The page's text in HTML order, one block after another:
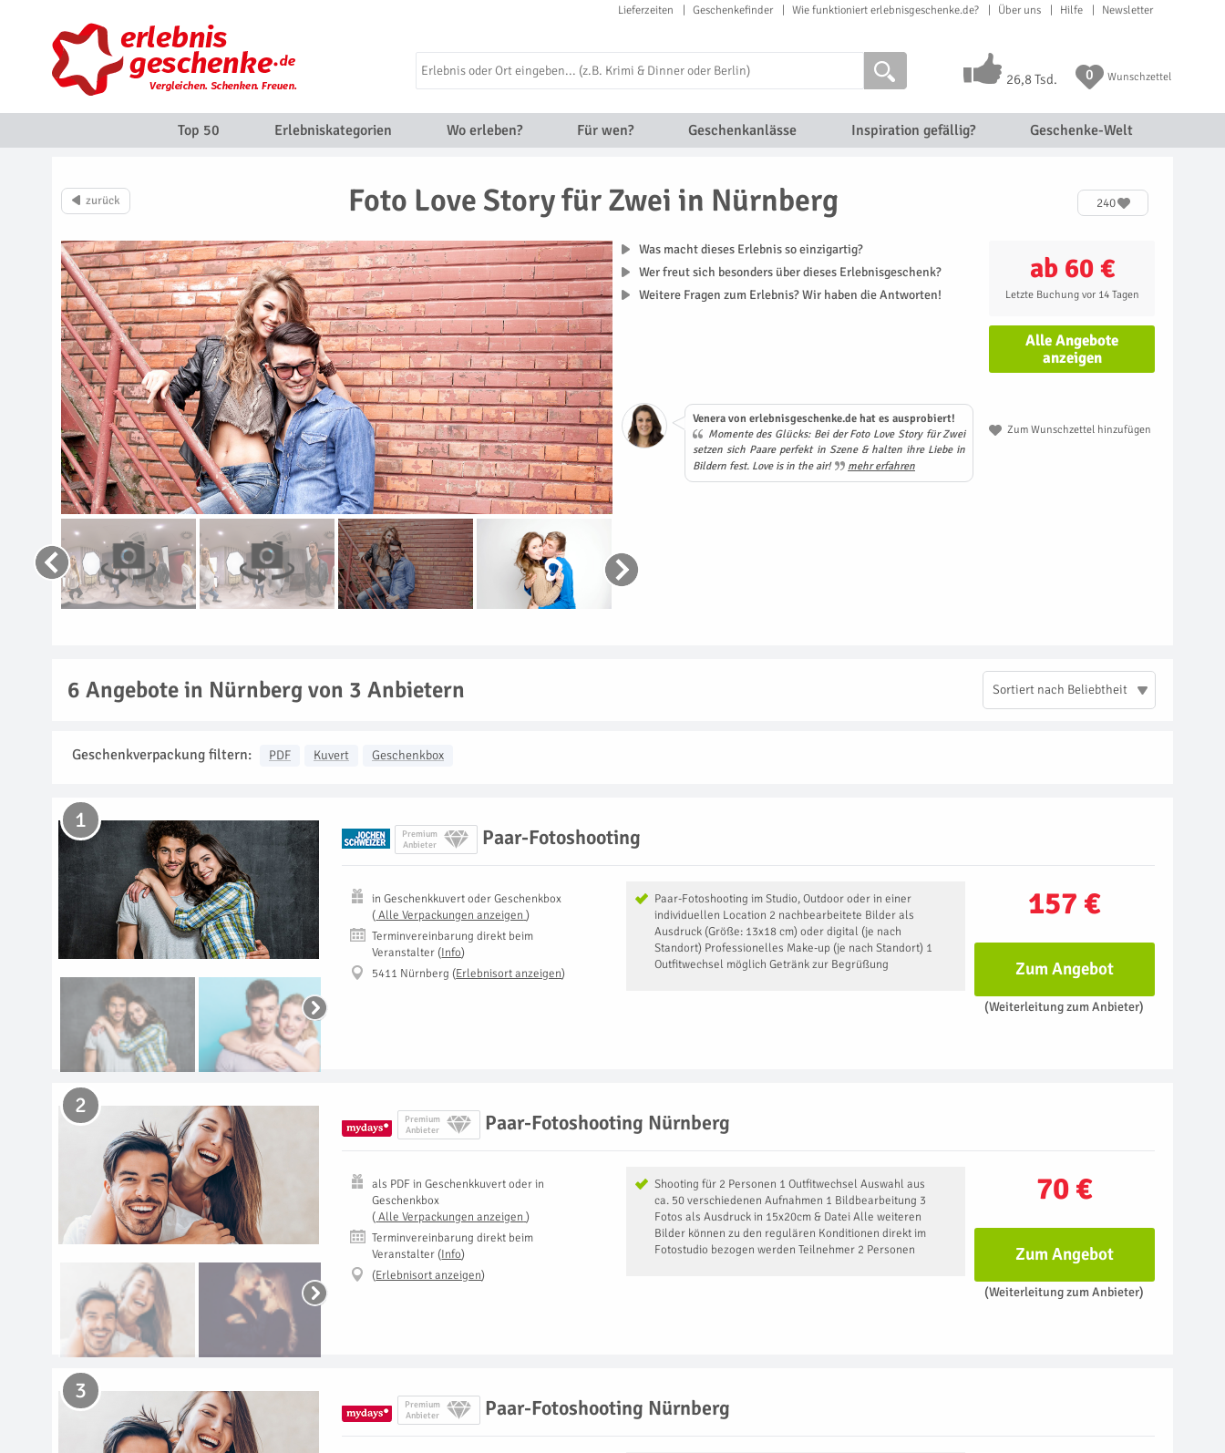
Lieferzeiten Geschenkefinder Wie funktioniert erlebnisgeschenke.de? Über uns Hilfe Newsletter
26,8 Tsd. 0 Wunschzettel
Top 50 Erlebniskategorien Wo erleben? Für wen? Geschenkanlässe Inspiration gefällig? Geschenke-Welt
Foto Love Story für Zwei in Nürnberg 240
ab 60 €
Letzte Buchung vor 14 Tagen
Alle Angebote
anzeigen
Zum Wunschzettel hinzufügen
Was macht dieses Erlebnis so einzigartig?
Wer freut sich besonders über dieses Erlebnisgeschenk?
Weitere Fragen zum Erlebnis? Wir haben die Antworten!
Venera von erlebnisgeschenke.de hat es ausprobiert!
Momente des Glücks: Bei der Foto Love Story für Zwei
setzen sich Paare perfekt in Szene & halten ihre Liebe in
Bildern fest. Love is in the air!
mehr erfahren
6 Angebote in Nürnberg von 3 Anbietern Sortiert nach Beliebtheit
Geschenkverpackung filtern: PDF Kuvert Geschenkbox
Premium
Anbieter
Paar-Fotoshooting
1
157 €
Paar-Fotoshooting im Studio, Outdoor oder in einer
individuellen Location 2 nachbearbeitete Bilder als
Ausdruck (Größe: 13x18 cm) oder digital (je nach
Standort) Professionelles Make-up (je nach Standort) 1
Outfitwechsel möglich Getränk zur Begrüßung
inGeschenkkuvert oder Geschenkbox
( Alle Verpackungen anzeigen )
Terminvereinbarung direkt beim
Veranstalter (Info)
5411 Nürnberg (Erlebnisort anzeigen) Zum Angebot
(Weiterleitung zum Anbieter)
Premium
Anbieter
Paar-Fotoshooting Nürnberg
2
70 €
Shooting für 2 Personen 1 Outfitwechsel Auswahl aus
ca. 50 verschiedenen Aufnahmen 1 Bildbearbeitung 3
Fotos als Ausdruck in 15x20cm & Datei Alle weiteren
Bilder können zu den regulären Konditionen direkt im
Fotostudio bezogen werden Teilnehmer 2 Personen
als PDFinGeschenkkuvert oder in
Geschenkbox
( Alle Verpackungen anzeigen )
Terminvereinbarung direkt beim
Veranstalter (Info)
(Erlebnisort anzeigen)
Zum Angebot
(Weiterleitung zum Anbieter)
Premium
Anbieter
Paar-Fotoshooting Nürnberg
3